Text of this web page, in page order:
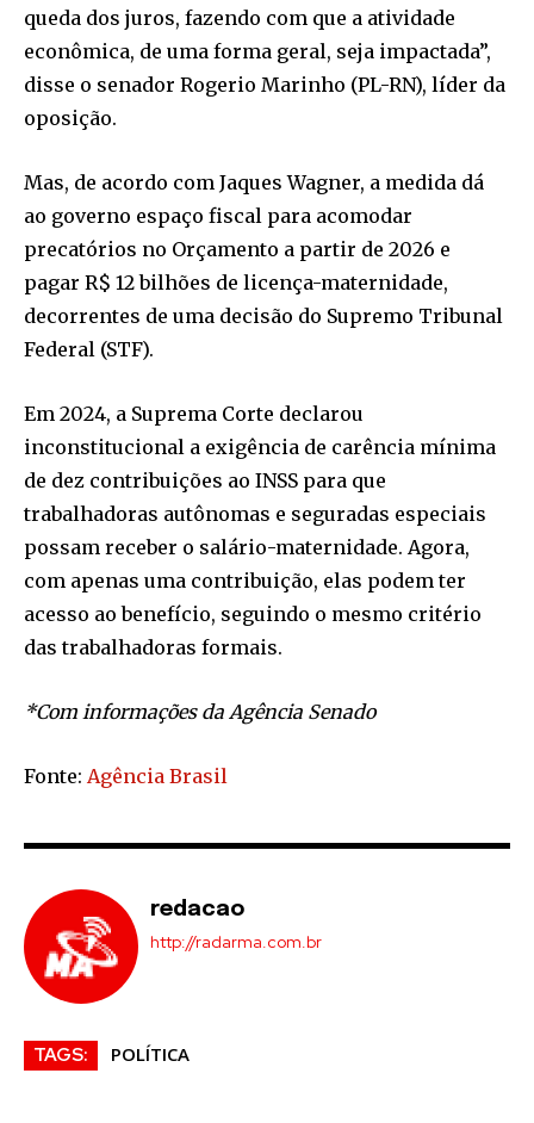
queda dos juros, fazendo com que a atividade
econômica, de uma forma geral, seja impactada”,
disse o senador Rogerio Marinho (PL-RN), líder da
oposição.
Mas, de acordo com Jaques Wagner, a medida dá
ao governo espaço fiscal para acomodar
precatórios no Orçamento a partir de 2026 e
pagar R$ 12 bilhões de licença-maternidade,
decorrentes de uma decisão do Supremo Tribunal
Federal (STF).
Em 2024, a Suprema Corte declarou
inconstitucional a exigência de carência mínima
de dez contribuições ao INSS para que
trabalhadoras autônomas e seguradas especiais
possam receber o salário-maternidade. Agora,
com apenas uma contribuição, elas podem ter
acesso ao benefício, seguindo o mesmo critério
das trabalhadoras formais.
*Com informações da Agência Senado
Fonte: Agência Brasil
redacao
http://radarma.com.br
TAGS: POLÍTICA